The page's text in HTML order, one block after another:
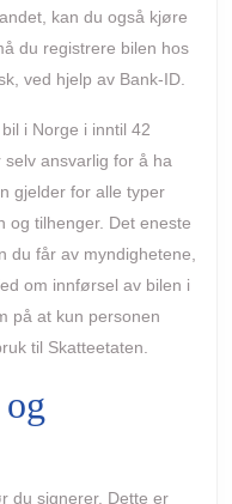
kan du også kjøre
du registrere bilen hos
ved hjelp av Bank-ID.
i Norge i inntil 42
ansvarlig for å ha
gjelder for alle typer
og tilhenger. Det eneste
du får av myndighetene,
om innførsel av bilen i
på at kun personen
til Skatteetaten.
du signerer. Dette er